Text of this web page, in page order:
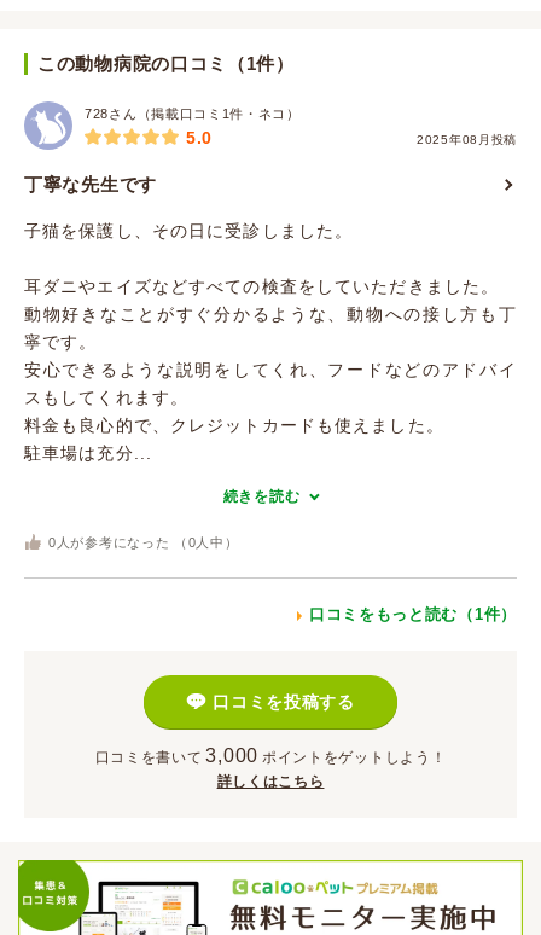
この動物病院の口コミ（1件）
728さん（掲載口コミ1件・ネコ）
2025年08月投稿
5.0
丁寧な先生です
子猫を保護し、その日に受診しました。
耳ダニやエイズなどすべての検査をしていただきました。
動物好きなことがすぐ分かるような、動物への接し方も丁
寧です。
安心できるような説明をしてくれ、フードなどのアドバイ
スもしてくれます。
料金も良心的で、クレジットカードも使えました。
駐車場は充分...
続きを読む
0 人が参考になった （ 0 人中）
口コミをもっと読む（1件）
口コミを投稿する
口コミを書いて 3,000 ポイント をゲットしよう！
詳しくはこちら